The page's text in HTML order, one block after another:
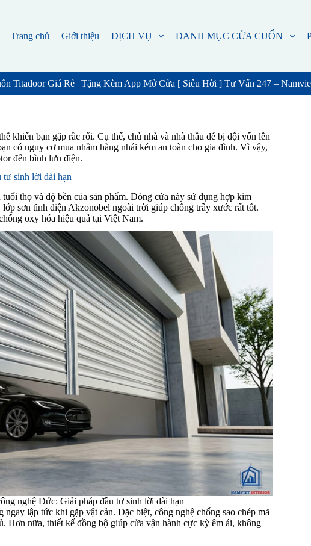
Trang chủ Giới thiệu DỊCH VỤ DANH MỤC CỬA CUỐN
Titadoor Giá Rẻ | Tặng Kèm App Mở Cửa [ Siêu Hời ] Tư Vấn 247 –
khiến bạn gặp rắc rối. Cụ thể, chủ nhà và nhà thầu dễ bị đội vốn lên
có nguy cơ mua nhầm hàng nhái kém an toàn cho gia đình. Vì vậy,
đến bình lưu điện.
tư sinh lời dài hạn
thọ và độ bền của sản phẩm. Dòng cửa này sử dụng hợp kim
sơn tĩnh điện Akzonobel ngoài trời giúp chống trầy xước rất tốt.
oxy hóa hiệu quả tại Việt Nam.
nghệ Đức: Giải pháp đầu tư sinh lời dài hạn
lập tức khi gặp vật cản. Đặc biệt, công nghệ chống sao chép mã
Hơn nữa, thiết kế đồng bộ giúp cửa vận hành cực kỳ êm ái, không